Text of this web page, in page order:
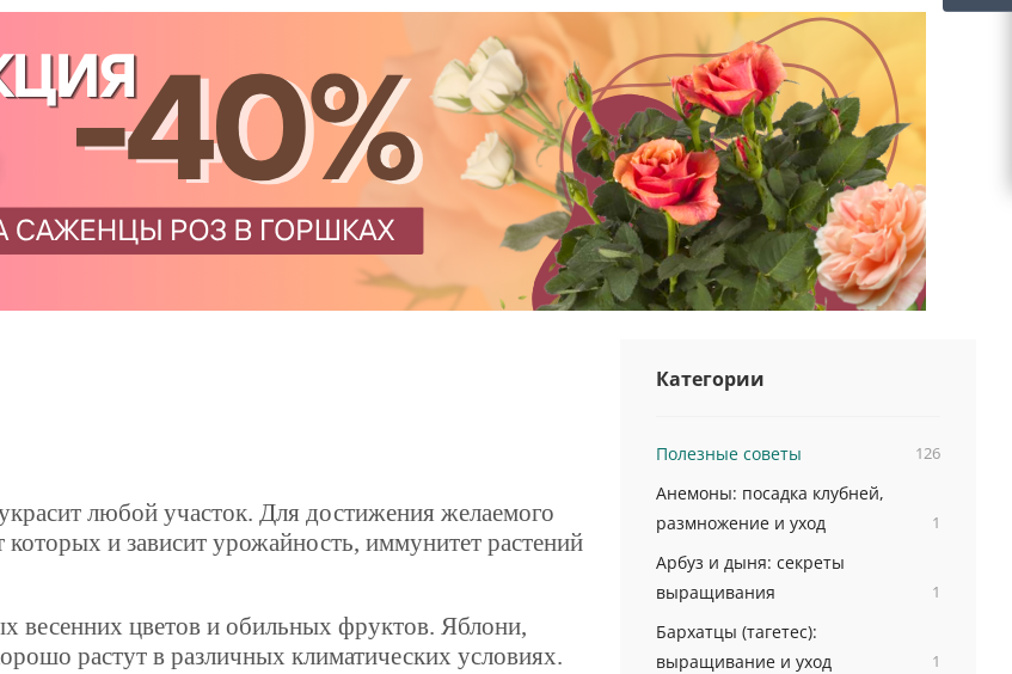
любой участок. Для достижения желаемого
которых и зависит урожайность, иммунитет растений
весенних цветов и обильных фруктов. Яблони,
растут в различных климатических условиях.
Категории
Полезные советы 126
Анемоны: посадка клубней,
размножение и уход
1
Арбуз и дыня: секреты
выращивания
1
Бархатцы (тагетес):
выращивание и уход
1